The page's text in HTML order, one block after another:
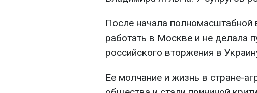
После начала
работать в Москве и не делала
российского вторжения в
Ее молчание и жизнь в стране-